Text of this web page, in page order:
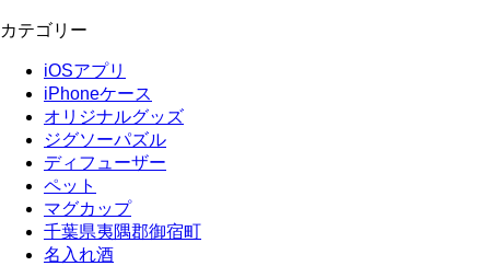
カテゴリー
iOSアプリ
iPhoneケース
オリジナルグッズ
ジグソーパズル
ディフューザー
ペット
マグカップ
千葉県夷隅郡御宿町
名入れ酒